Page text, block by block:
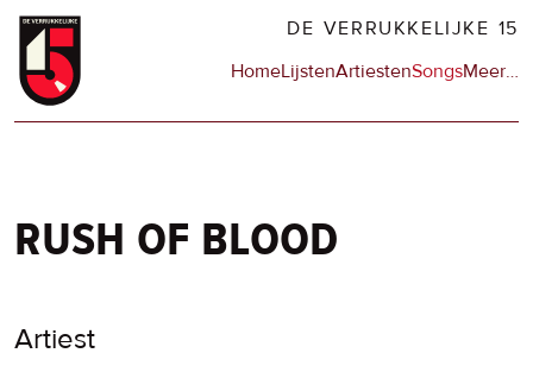
Overslaan
naar
DE VERRUKKELIJKE 15
Hoofdnavigatie
HomeLijstenArtiestenSongsMeerop
…
rush of blood
Artiest